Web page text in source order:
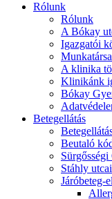
Rólunk
Rólunk
A Bókay
Igazgatói
A klinika
Klinikánk
Bókay
Betegellátás
Beutaló
Stáhly
Járóbeteg-